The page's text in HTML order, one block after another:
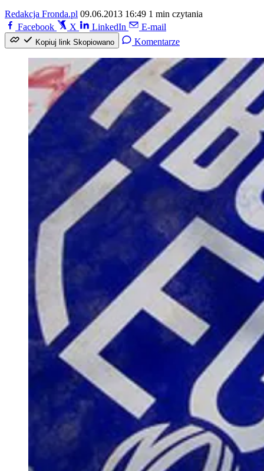
Redakcja Fronda.pl 09.06.2013 16:49 1 min czytania
Facebook
X LinkedIn E-mail
Kopiuj link Skopiowano Komentarze